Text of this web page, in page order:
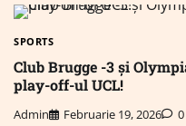
SPORTS
Club Brugge -3 și
play-off-ul UCL!
Admin Februarie 19, 2026 0